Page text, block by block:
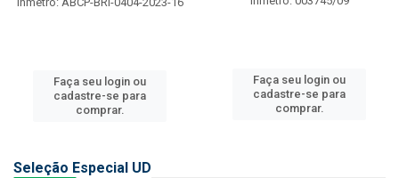
Faça seu login ou
cadastre-se para
comprar.
Faça seu login ou
cadastre-se para
comprar.
Seleção Especial UD